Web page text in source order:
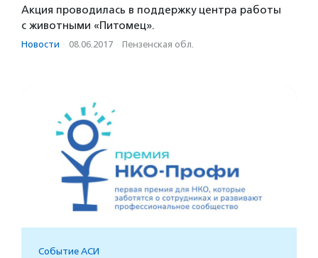
Акция проводилась в поддержку центра работы
с животными «Питомец».
Новости · 08.06.2017 · Пензенская обл.
Событие АСИ